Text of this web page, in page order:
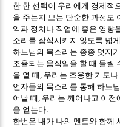
한 한 선택이 우리에게 경제적
을 주는지 보는 단순한 과정도
익과 정치나 직업에 좋은 영향
소리를 잠식시키지 않도록 넓
하느님의 목소리는 종종 멋지
조율되는 움직임을 할 때 들릴
을 열 때 , 우리는 조용한 기도
언자들의 목소리를 통해 하느
어날 때 , 우리는 깨어나고 이전
을 얻는다.
한번은 내가 나의 멘토와 함께